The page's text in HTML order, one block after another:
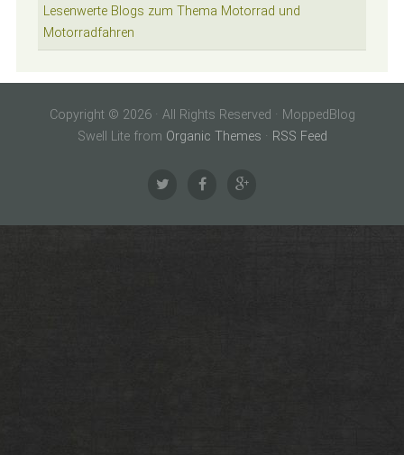
Lesenwerte Blogs zum Thema Motorrad und
Motorradfahren
Copyright © 2026 · All Rights Reserved · MoppedBlog
Swell Lite from Organic Themes · RSS Feed